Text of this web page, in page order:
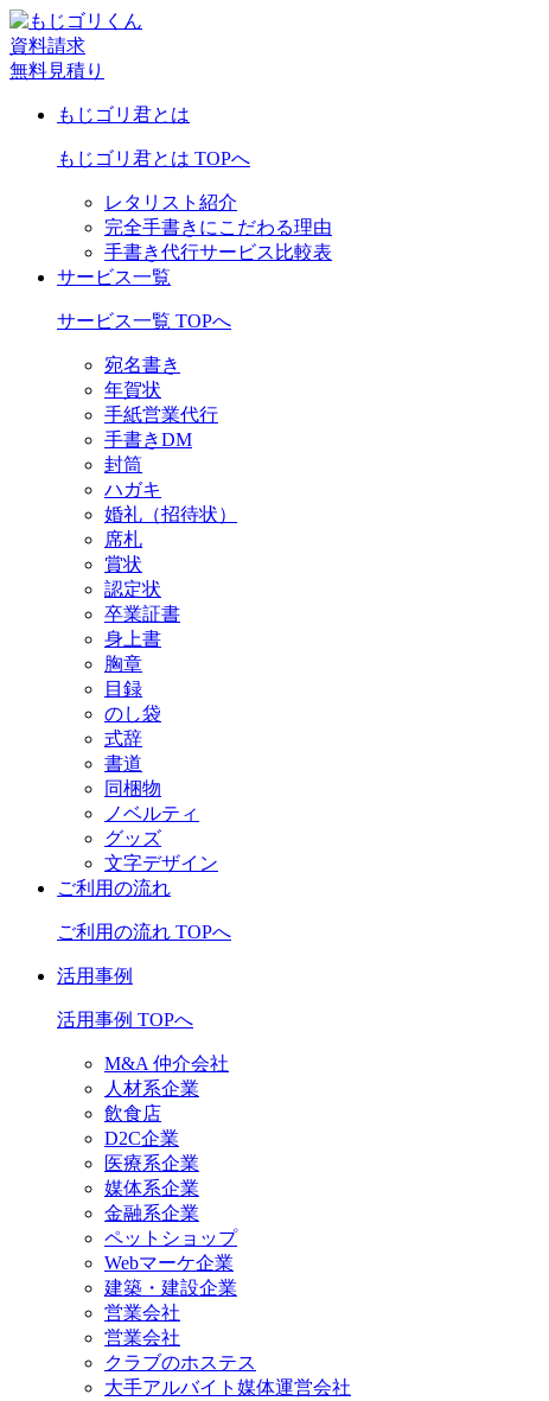
資料請求
無料見積り
もじゴリ君とは
もじゴリ君とは TOPへ
レタリスト紹介
完全手書きにこだわる理由
手書き代行サービス比較表
サービス一覧
サービス一覧 TOPへ
宛名書き
年賀状
手紙営業代行
手書きDM
封筒
ハガキ
婚礼（招待状）
席札
賞状
認定状
卒業証書
身上書
胸章
目録
のし袋
式辞
書道
同梱物
ノベルティ
グッズ
文字デザイン
ご利用の流れ
ご利用の流れ TOPへ
活用事例
活用事例 TOPへ
M&A 仲介会社
人材系企業
飲食店
D2C企業
医療系企業
媒体系企業
金融系企業
ペットショップ
Webマーケ企業
建築・建設企業
営業会社
営業会社
クラブのホステス
大手アルバイト媒体運営会社